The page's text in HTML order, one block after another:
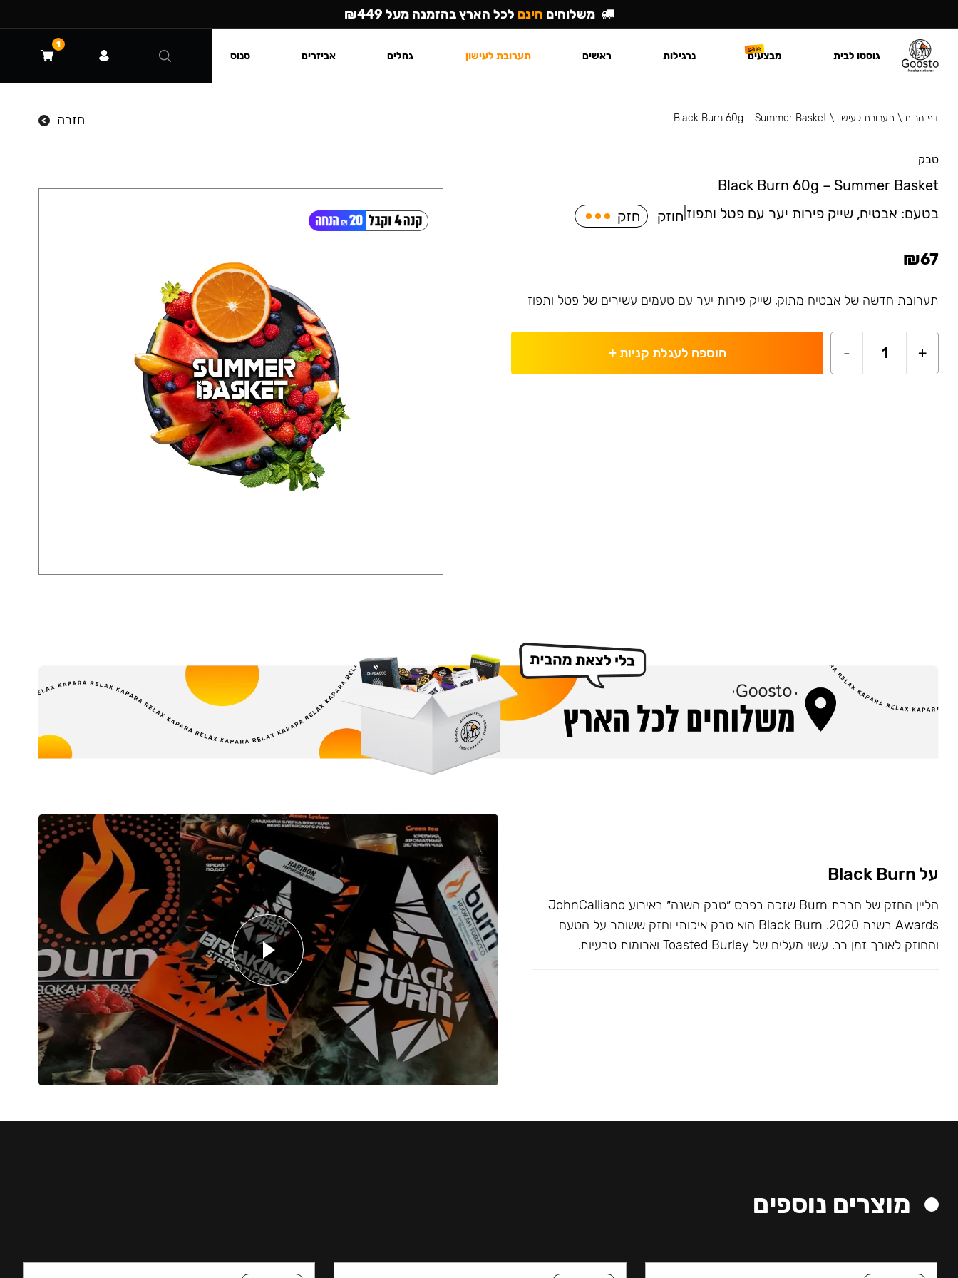
דף הבית\ תערובת לעישון \
Black Burn 60g – Summer Basket חזרה
טבק
Black Burn 60g – Summer Basket
בטעם: אבטיח, שייק פירות יער עם פטל ותפוז חוזק חזק
₪67
תערובת חדשה של אבטיח מתוק, שייק פירות יער עם טעמים עשירים של פטל ותפוז
+
1
- הוספה לעגלת קניות+
על Black Burn
הליין החזק של חברת Burn שזכה בפרס ״טבק השנה״ באירוע JohnCalliano
Awards בשנת 2020. Black Burn הוא טבק איכותי וחזק ששומר על הטעם
והחוזק לאורך זמן רב. עשוי מעלים של Toasted Burley וארומות טבעיות.
מוצרים נוספים
משלוחים חינם לכל הארץ בהזמנה מעל ₪449
גוסטו לבית מבצעים נרגילות ראשים תערובת לעישון גחלים אביזרים סנוס
1